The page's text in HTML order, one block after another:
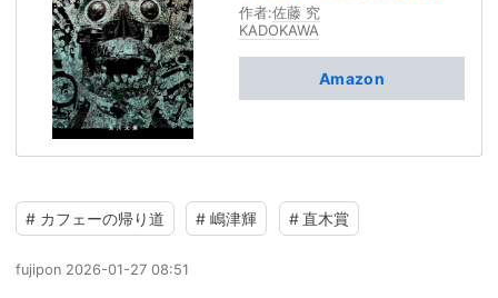
作者:佐藤 究
KADOKAWA
Amazon
# カフェーの帰り道 # 嶋津輝 # 直木賞
fujipon 2026-01-27 08:51